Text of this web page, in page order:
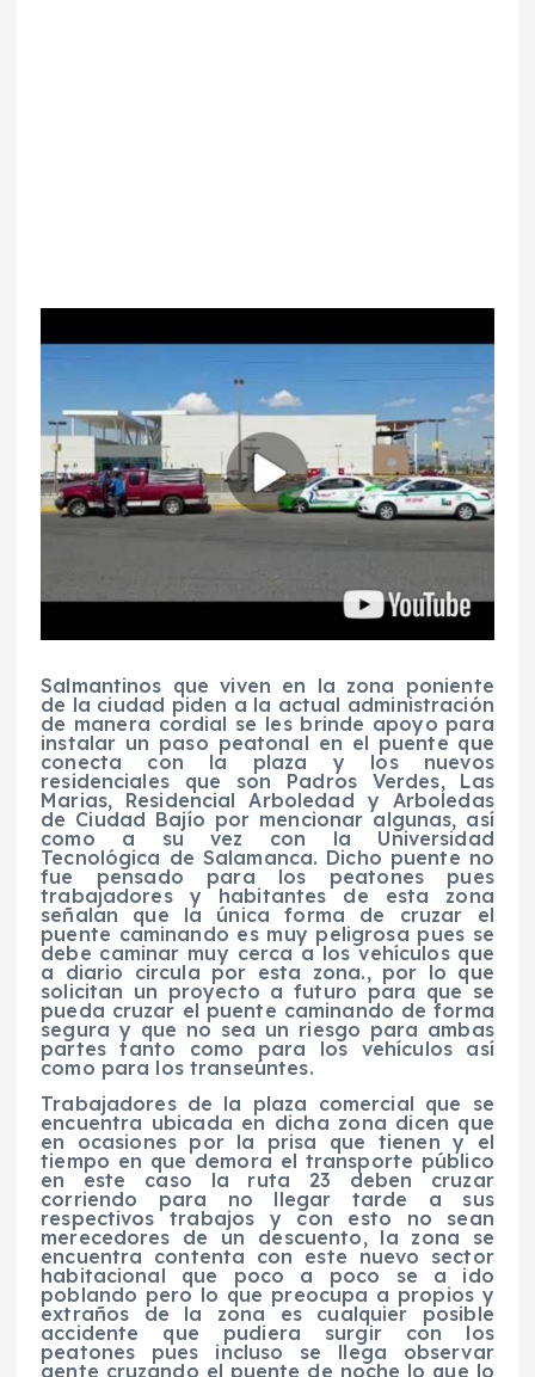
Salmantinos que viven en la zona poniente
de la ciudad piden a la actual administración
de manera cordial se les brinde apoyo para
instalar un paso peatonal en el puente que
conecta con la plaza y los nuevos
residenciales que son Padros Verdes, Las
Marias, Residencial Arboledad y Arboledas
de Ciudad Bajío por mencionar algunas, así
como a su vez con la Universidad
Tecnológica de Salamanca. Dicho puente no
fue pensado para los peatones pues
trabajadores y habitantes de esta zona
señalan que la única forma de cruzar el
puente caminando es muy peligrosa pues se
debe caminar muy cerca a los vehículos que
a diario circula por esta zona., por lo que
solicitan un proyecto a futuro para que se
pueda cruzar el puente caminando de forma
segura y que no sea un riesgo para ambas
partes tanto como para los vehículos así
como para los transeúntes.
Trabajadores de la plaza comercial que se
encuentra ubicada en dicha zona dicen que
en ocasiones por la prisa que tienen y el
tiempo en que demora el transporte público
en este caso la ruta 23 deben cruzar
corriendo para no llegar tarde a sus
respectivos trabajos y con esto no sean
merecedores de un descuento, la zona se
encuentra contenta con este nuevo sector
habitacional que poco a poco se a ido
poblando pero lo que preocupa a propios y
extraños de la zona es cualquier posible
accidente que pudiera surgir con los
peatones pues incluso se llega observar
gente cruzando el puente de noche lo que lo